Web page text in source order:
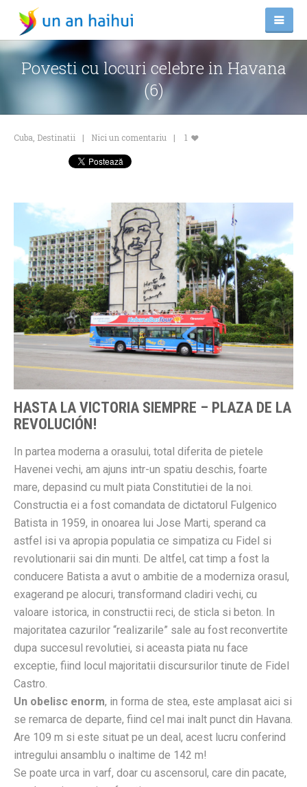
Povesti cu locuri celebre in Havana
(6)
Cuba Destinatii Nici un comentariu 1
HASTA LA VICTORIA SIEMPRE – PLAZA DE LA
REVOLUCIÓN!
In partea moderna a orasului, total diferita de pietele
Havenei vechi, am ajuns intr-un spatiu deschis, foarte
mare, depasind cu mult piata Constitutiei de la noi.
Constructia ei a fost comandata de dictatorul Fulgenico
Batista in 1959, in onoarea lui Jose Marti, sperand ca
astfel isi va apropia populatia ce simpatiza cu Fidel si
revolutionarii sai din munti. De altfel, cat timp a fost la
conducere Batista a avut o ambitie de a moderniza orasul,
exagerand pe alocuri, transformand cladiri vechi, cu
valoare istorica, in constructii reci, de sticla si beton. In
majoritatea cazurilor “realizarile” sale au fost reconvertite
dupa succesul revolutiei, si aceasta piata nu face
exceptie, fiind locul majoritatii discursurilor tinute de Fidel
Castro.
Un obelisc enorm, in forma de stea, este amplasat aici si
se remarca de departe, fiind cel mai inalt punct din Havana.
Are 109 m si este situat pe un deal, acest lucru conferind
intregului ansamblu o inaltime de 142 m!
Se poate urca in varf, doar cu ascensorul, care din pacate,